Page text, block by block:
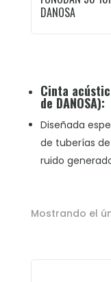
DANOSA
Cinta
de DANOSA):
Diseñada
de tuberías
ruido
Mostrando el